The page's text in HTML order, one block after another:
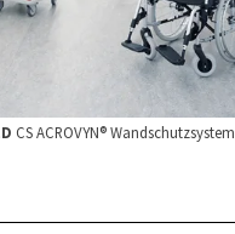
CS ACROVYN® Wandschutzsystem